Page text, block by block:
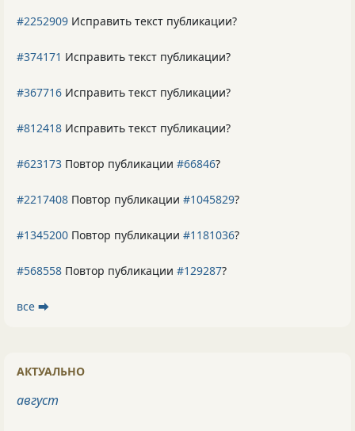
#2252909 Исправить текст публикации?
#374171 Исправить текст публикации?
#367716 Исправить текст публикации?
#812418 Исправить текст публикации?
#623173 Повтор публикации #66846?
#2217408 Повтор публикации #1045829?
#1345200 Повтор публикации #1181036?
#568558 Повтор публикации #129287?
все ⮕
АКТУАЛЬНО
август